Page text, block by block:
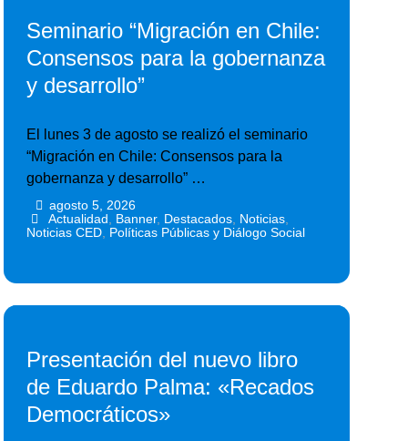
Seminario “Migración en Chile:
Consensos para la gobernanza
y desarrollo”
El lunes 3 de agosto se realizó el seminario
“Migración en Chile: Consensos para la
gobernanza y desarrollo” …
agosto 5, 2026
Actualidad Banner, Destacados, Noticias,
Noticias CED Políticas Públicas y Diálogo Social
Presentación del nuevo libro
de Eduardo Palma: «Recados
Democráticos»